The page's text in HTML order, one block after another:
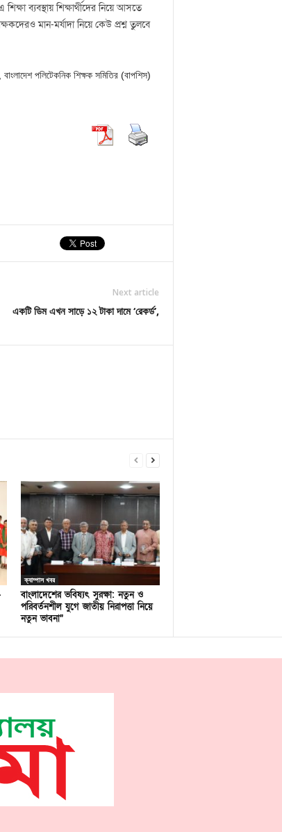
ব্যবস্থায় শিক্ষার্থীদের নিয়ে আসতে
মান-মর্যাদা নিয়ে কেউ প্রশ্ন তুলবে
পলিটেকনিক শিক্ষক সমিতির (বাপশিস)
Next article
একটি ডিম এখন সাড়ে ১২ টাকা দামে ‘রেকর্ড’,
ক্যাম্পাস খবর
বাংলাদেশের ভবিষ্যৎ সুরক্ষা: নতুন ও
পরিবর্তনশীল যুগে জাতীয় নিরাপত্তা নিয়ে
নতুন ভাবনা”